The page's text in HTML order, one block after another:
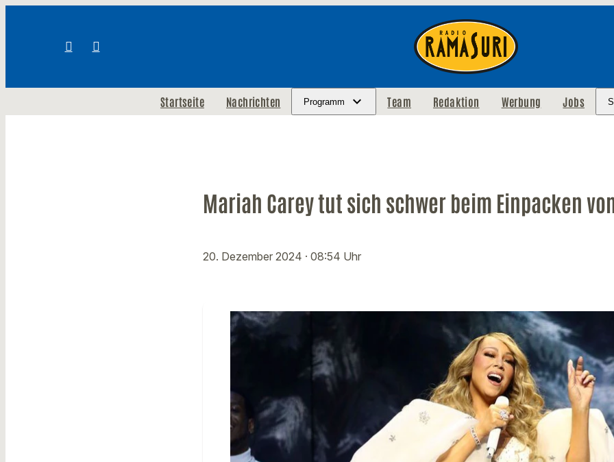
Startseite Nachrichten Programm Team Redaktion Werbung Jobs
Mariah Carey tut sich schwer beim Einpacken
20. Dezember 2024 · 08:54 Uhr